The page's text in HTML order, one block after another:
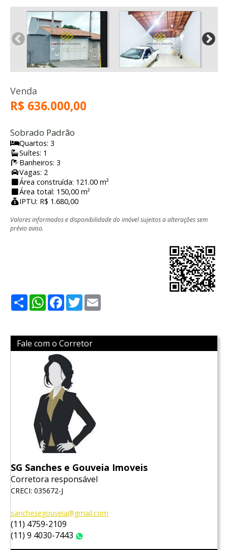
Venda
R$ 636.000,00
Sobrado Padrão
Quartos: 3
Suítes: 1
Banheiros: 3
Vagas: 2
Área construída: 121.00 m²
Área total: 150,00 m²
IPTU: R$ 1.680,00
Valores informados e disponibilidade do imóvel sujeitos a alterações sem
prévio aviso.
ShareWhatsApp
Facebook
Twitter
Fale com o Corretor
SG Sanches e Gouveia Imoveis
Corretora responsável
CRECI: 035672-J
sanchesegouveia@gmail.com
(11) 4759-2109
(11) 9 4030-7443